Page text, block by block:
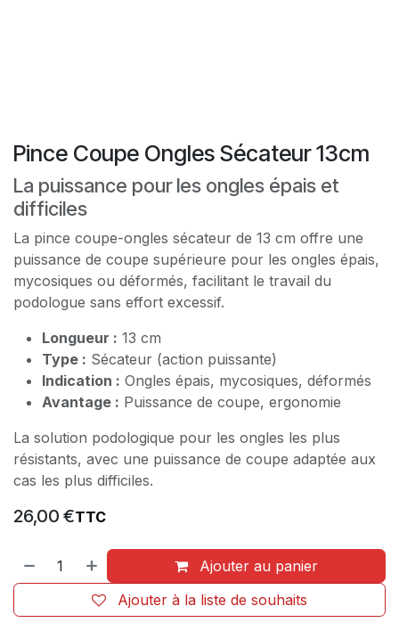
Pince Coupe Ongles Sécateur 13cm
La puissance pour les ongles épais et
difficiles
La pince coupe-ongles sécateur de 13 cm offre une
puissance de coupe supérieure pour les ongles épais,
mycosiques ou déformés, facilitant le travail du
podologue sans effort excessif.
Longueur : 13 cm
Type : Sécateur (action puissante)
Indication : Ongles épais, mycosiques, déformés
Avantage : Puissance de coupe, ergonomie
La solution podologique pour les ongles les plus
résistants, avec une puissance de coupe adaptée aux
cas les plus difficiles.
26,00 €TTC
Ajouter au panier
Ajouter à la liste de souhaits